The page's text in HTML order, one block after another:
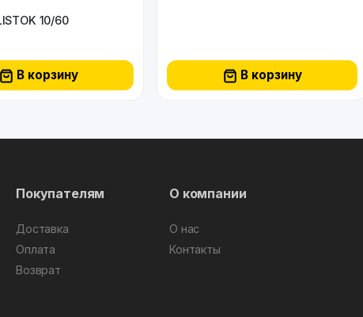
Секатор LISTOK 10/60
В корзину В корзину
Покупателям
Доставка
Оплата
Возврат
О компании
О нас
Контакты